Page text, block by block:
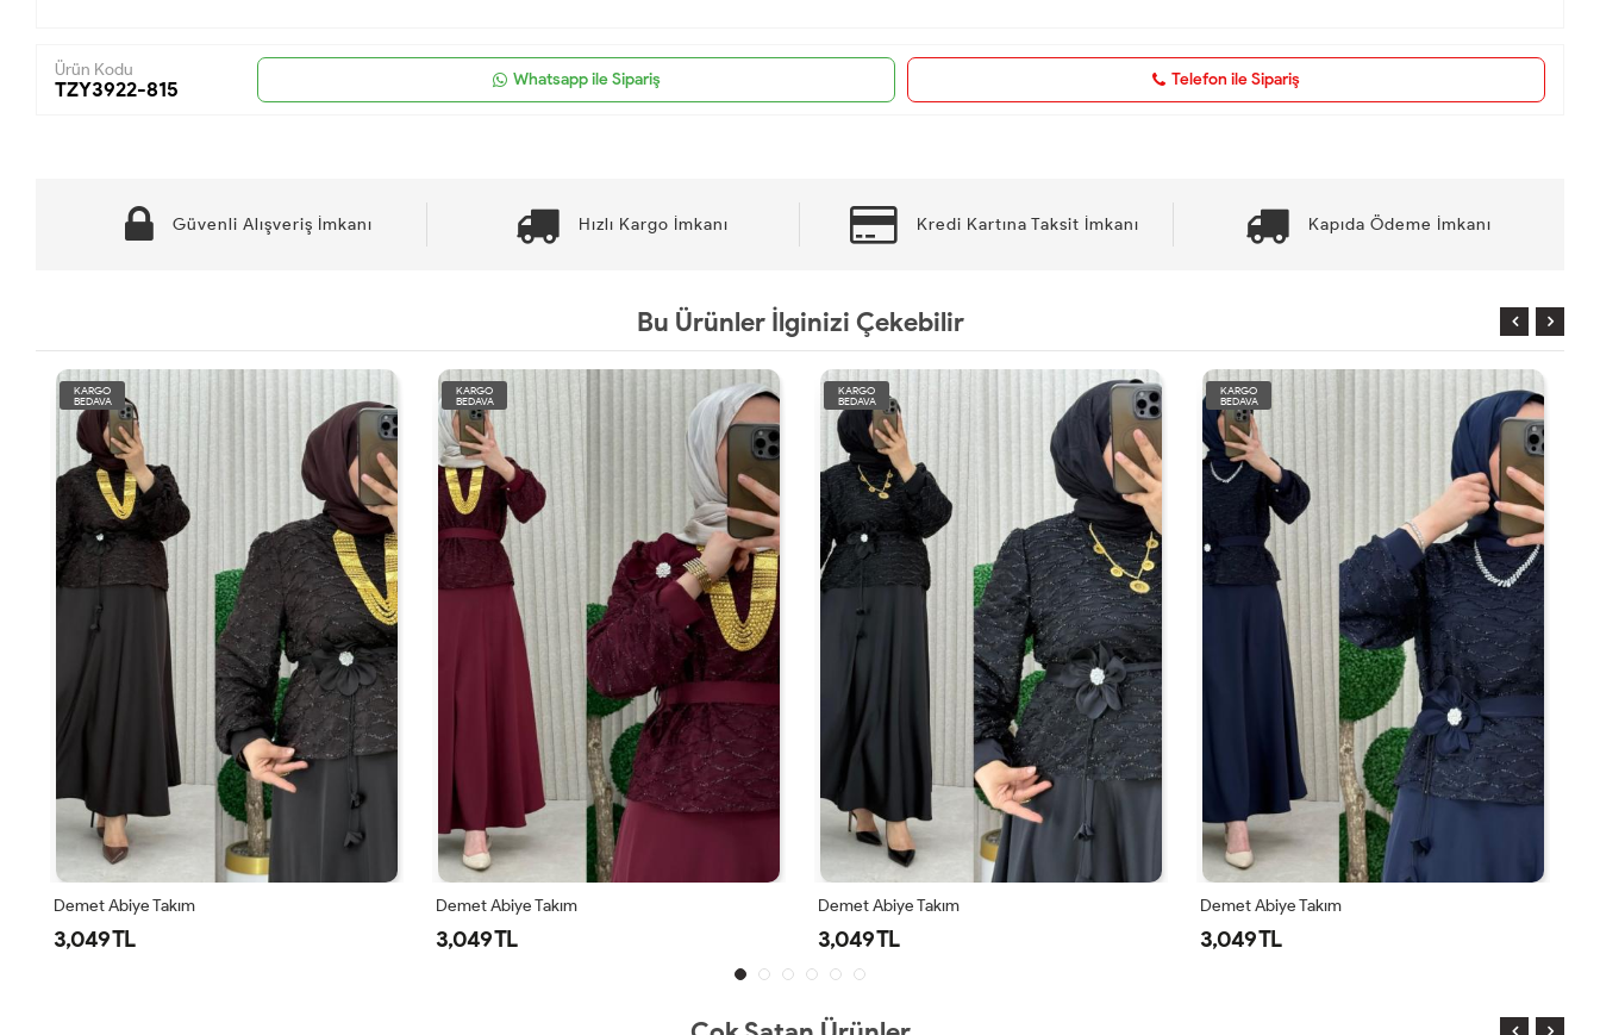
Ürün Kodu
TZY3922-815 Whatsapp ile Sipariş Telefon ile Sipariş
Güvenli Alışveriş İmkanı Hızlı Kargo İmkanı Kredi Kartına Taksit İmkanı Kapıda Ödeme İmkanı
Bu Ürünler İlginizi Çekebilir
KARGO
BEDAVA
Demet Abiye Takım
3,049 TL
KARGO
BEDAVA
Demet Abiye Takım
3,049 TL
KARGO
BEDAVA
Demet Abiye Takım
3,049 TL
KARGO
BEDAVA
Demet Abiye Takım
3,049 TL